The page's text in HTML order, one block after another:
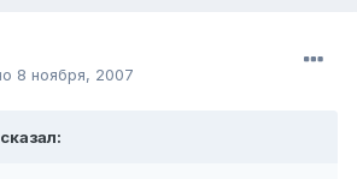
8 ноября, 2007